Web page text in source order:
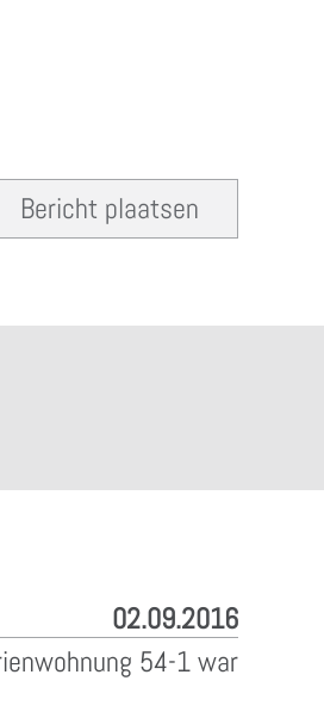
Bericht plaatsen
02.09.2016
54-1 war